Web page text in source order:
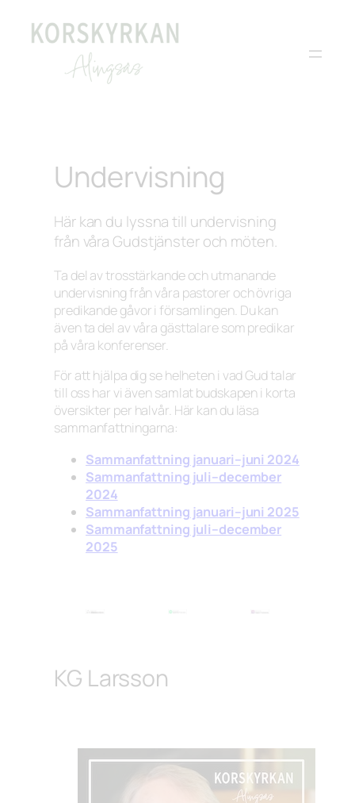
Undervisning
Här kan du lyssna till undervisning
från våra Gudstjänster och möten.
Ta del av trosstärkande och utmanande
undervisning från våra pastorer och övriga
predikande gåvor i församlingen. Du kan
även ta del av våra gästtalare som predikar
på våra konferenser.
För att hjälpa dig se helheten i vad Gud talar
till oss har vi även samlat budskapen i korta
översikter per halvår. Här kan du läsa
sammanfattningarna:
Sammanfattning januari–juni 2024
Sammanfattning juli–december
2024
Sammanfattning januari–juni 2025
Sammanfattning juli–december
2025
KG Larsson